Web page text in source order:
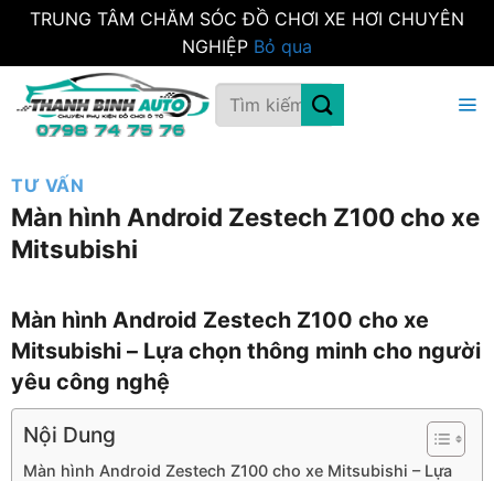
TRUNG TÂM CHĂM SÓC ĐỒ CHƠI XE HƠI CHUYÊN
NGHIỆP Bỏ qua
qua
Tìm
kiếm:
TƯ VẤN
Màn hình Android Zestech Z100 cho xe
Mitsubishi
Màn hình Android Zestech Z100 cho xe
Mitsubishi – Lựa chọn thông minh cho người
yêu công nghệ
Nội Dung
Màn hình Android Zestech Z100 cho xe Mitsubishi – Lựa